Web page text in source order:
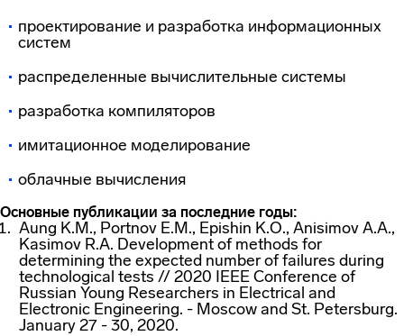
проектирование и разработка информационных
систем
распределенные вычислительные системы
разработка компиляторов
имитационное моделирование
облачные вычисления
Основные публикации за последние годы:
Aung K.M., Portnov E.M., Epishin K.O., Anisimov A.A.,
Kasimov R.A. Development of methods for
determining the expected number of failures during
technological tests // 2020 IEEE Conference of
Russian Young Researchers in Electrical and
Electronic Engineering. - Moscow and St. Petersburg.
January 27 - 30, 2020.